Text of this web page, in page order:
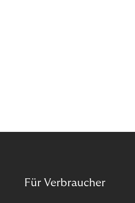
Für Verbraucher